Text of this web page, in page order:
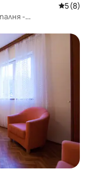
Средна
5 (8)
-